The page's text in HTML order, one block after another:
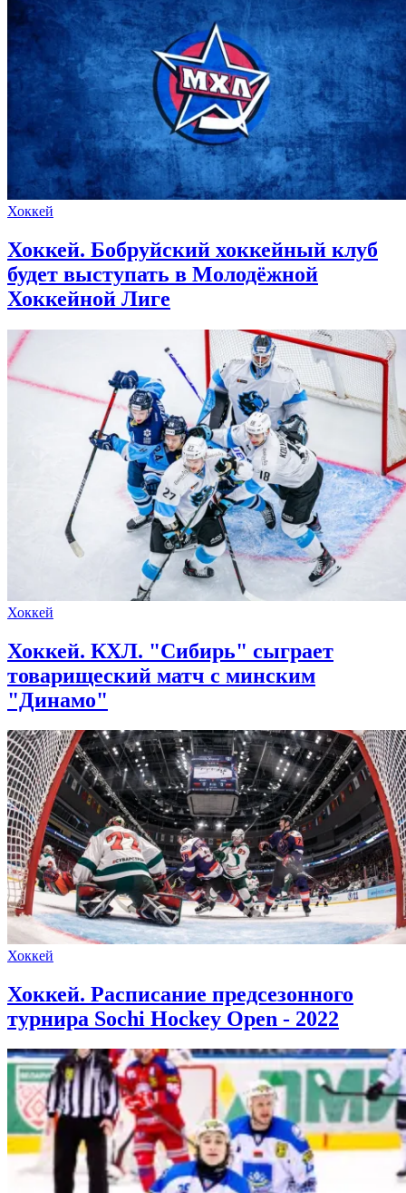
Хоккей
Хоккей. Бобруйский хоккейный клуб
будет выступать в Молодёжной
Хоккейной Лиге
Хоккей
Хоккей. КХЛ. "Сибирь" сыграет
товарищеский матч с минским
"Динамо"
Хоккей
Хоккей. Расписание предсезонного
турнира Sochi Hockey Open - 2022